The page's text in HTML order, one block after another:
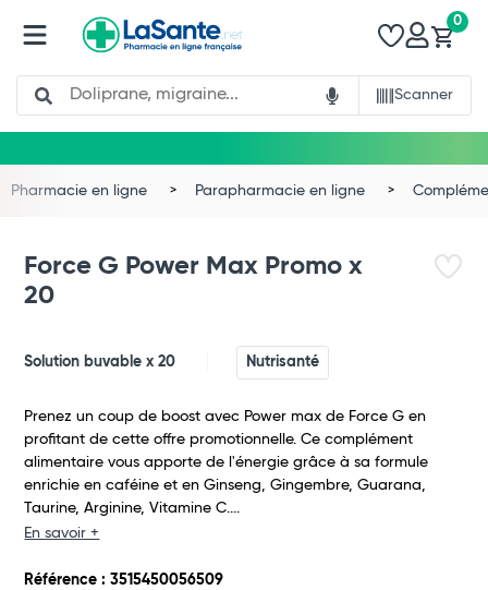
Search
Scanner
0
Total
Pharmacie en ligne Parapharmacie en ligne
Force G Power Max Promo x
20
Solution buvable x 20 Nutrisanté
Prenez un coup de boost avec Power max de Force G en
profitant de cette offre promotionnelle. Ce complément
alimentaire vous apporte de l'énergie grâce à sa formule
enrichie en caféine et en Ginseng, Gingembre, Guarana,
Taurine, Arginine, Vitamine C....
En savoir +
Référence : 3515450056509